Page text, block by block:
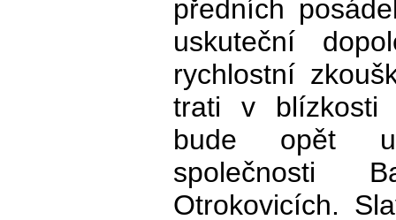
předních
uskuteční
rychlostní
trati v blízkosti
bude opět
společnosti
Otrokovicích.